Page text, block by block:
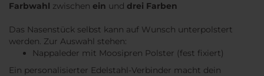
Farbwahl zwischen ein und drei Farben
Das Nasenstück selbst kann auf Wunsch unterpolstert
werden. Zur Auswahl stehen:
Nappaleder mit Moosipren Polster (fest fixiert)
Ein personalisierter Edelstahl-Verbinder macht dein